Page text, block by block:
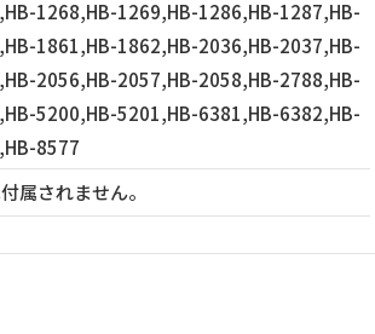
1268,HB-1269,HB-1286,HB-1287,HB-
1861,HB-1862,HB-2036,HB-2037,HB-
2056,HB-2057,HB-2058,HB-2788,HB-
5200,HB-5201,HB-6381,HB-6382,HB-
8577
属されません。